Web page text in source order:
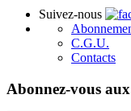
Suivez-nous
C.G.U.
Contacts
Abonnez-vous